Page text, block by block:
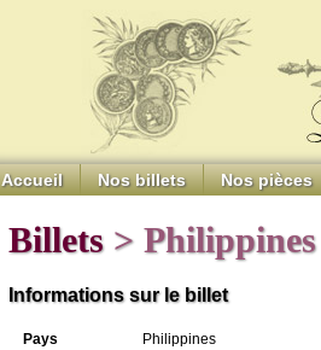
Accueil Nos billets Nos pièces
Billets > Philippines
Informations sur le billet
Pays
Philippines